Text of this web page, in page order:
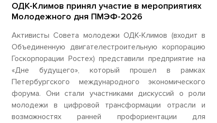
ОДК-Климов принял участие в мероприятиях
Молодежного дня ПМЭФ-2026
Активисты Совета молодежи ОДК-Климов (входит в
Объединенную двигателестроительную корпорацию
Госкорпорации Ростех) представили предприятие на
«Дне будущего», который прошел в рамках
Петербургского международного экономического
форума. Они стали участниками дискуссий о роли
молодежи в цифровой трансформации отрасли и
возможностях ранней профориентации для